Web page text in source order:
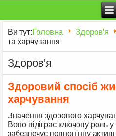
Ви тут:Головна Здоров'я
та харчування
Здоров'я
Здоровий спосіб
харчування
Значення здорового
Воно відіграє ключову роль
забезпечує повноцінну